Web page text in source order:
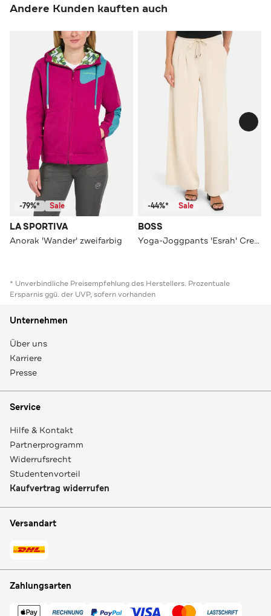
Andere Kunden kauften auch
-79%* Sale
LA SPORTIVA
Anorak 'Wander' zweifarbig
-44%* Sale
BOSS
Yoga-Joggpants 'Esrah' Creme
* Unverbindliche Preisempfehlung des Herstellers. Prozentuale
Ersparnis ggü. der UVP, sofern vorhanden
Unternehmen
Über uns
Karriere
Presse
Service
Hilfe & Kontakt
Partnerprogramm
Widerrufsrecht
Studentenvorteil
Kaufvertrag widerrufen
Versandart
Zahlungsarten